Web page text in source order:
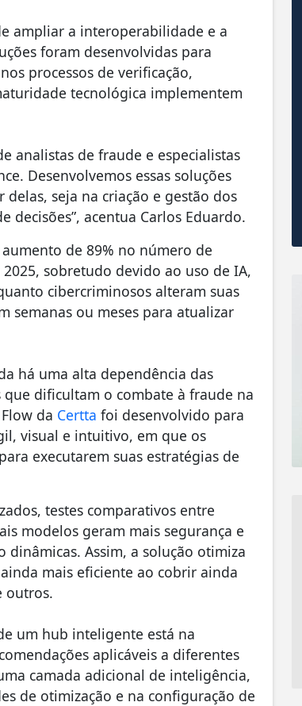
ampliar a interoperabilidade e a
foram desenvolvidas para
processos de verificação,
tecnológica implementem
analistas de fraude e especialistas
Desenvolvemos essas soluções
seja na criação e gestão dos
acentua Carlos Eduardo.
de 89% no número de
sobretudo devido ao uso de IA,
cibercriminosos alteram suas
semanas ou meses para atualizar
há uma alta dependência das
dificultam o combate à fraude na
da Certta foi desenvolvido para
visual e intuitivo, em que os
executarem suas estratégias de
testes comparativos entre
modelos geram mais segurança e
dinâmicas. Assim, a solução otimiza
mais eficiente ao cobrir ainda
outros.
um hub inteligente está na
aplicáveis a diferentes
camada adicional de inteligência,
de otimização e na configuração de